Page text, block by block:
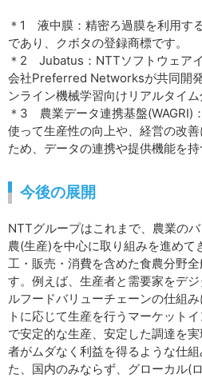
＊1 液中膜：精密ろ過膜を利用す
であり、クボタの登録商標です。
＊2 Jubatus：NTTソフトウェア
会社Preferred Networksが共同開
ンライン機械学習向けリアルタイム
＊3 農業データ連携基盤(WAGRI)
使って生産性の向上や、経営の改
ため、データの連携や提供機能を持
今後の展開
NTTグループはこれまで、農業の
農(生産)を中心に取り組みを進めて
工・販売・消費を含めた食農分野
す。例えば、生産者と需要家をデ
ルフードバリューチェーンの仕組
トに応じて生産を行うマーケット
で安定的な生産、安定した調達を
者がムダなく利益を得るような仕
た、国内のみならず、グローカル(